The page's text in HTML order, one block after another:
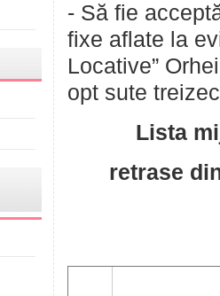
- Să fie
fixe aflate la
Locative”
opt sute
Lista
retrase